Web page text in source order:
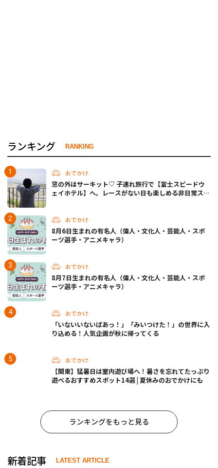
ランキング RANKING
おでかけ
窓の外はサーキット♡ 子連れ旅行で【富士スピードウ
ェイホテル】へ。レースがない日も楽しめる非日常ステ
おでかけ
8月6日生まれの有名人（偉人・文化人・芸能人・スポ
ーツ選手・アニメキャラ）
おでかけ
8月7日生まれの有名人（偉人・文化人・芸能人・スポ
ーツ選手・アニメキャラ）
おでかけ
「いないいないばあっ！」「みいつけた！」の世界に入
り込める！人気企画が秋に帰ってくる
おでかけ
【関東】猛暑日は室内遊び場へ！暑さを忘れてたっぷり
遊べるおすすめスポット14選 | 夏休みのおでかけにも
ランキングをもっと見る
新着記事 LATEST ARTICLE